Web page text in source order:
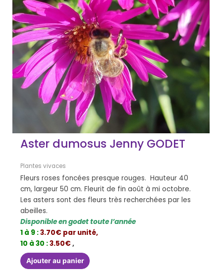
Aster dumosus Jenny GODET
Plantes vivaces
Fleurs roses foncées presque rouges. Hauteur 40
cm, largeur 50 cm. Fleurit de fin août à mi octobre.
Les asters sont des fleurs très recherchées par les
abeilles.
Disponible en godet toute l’année
1 à 9 :3.70€ par unité,
10 à 30 :3.50€,
Ajouter au panier